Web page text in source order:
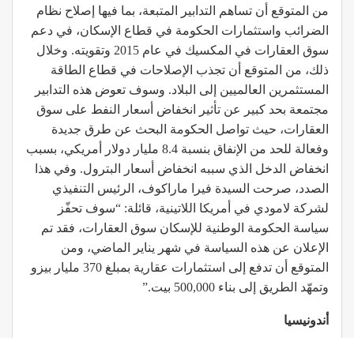
من المتوقع أن تساهم التدابير المتبعة، بما فيها إصلاح نظام
الضرائب واستثمارات الحكومة في قطاع الإسكان، في دعم
سوق العقارات في المكسيك في عام 2015 وتقويته. وخلال
ذلك، من المتوقع أن تجذب الإصلاحات في قطاع الطاقة
المستثمرين العالميين إلى البلاد. وسوف تعوض هذه التدابير
مجتمعة بحد كبير عن تأثير انخفاض أسعار النفط على سوق
العقارات، حيث تواصل الحكومة البحث عن طرق جديدة
وفعالة للحد من الإنفاق بنسبة 8.4 مليار دولار أمريكي، بسبب
انخفاض الدخل الذي سببه انخفاض أسعار البترول. وفي هذا
الصدد، صرحت السيدة فيرا ماراكوف، الرئيس التنفيذي
لشركة لامودي في أمريكا اللاتينية، قائلة: “سوف تحفّز
سياسة الحكومة الوطنية للإسكان سوق العقارات، فقد تم
الإعلان عن هذه السياسة في شهر يناير الماضي، ومن
المتوقع أن تدفع إلى استثمارات عقارية بمبلغ 370 مليار بيزو
وتمهّد الطريق إلى بناء 500,000 بيت.”
أندونيسيا